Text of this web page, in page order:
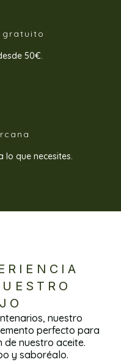
gratuito
50€.
que necesites.
nuestro
perfecto para
de nuestro aceite.
y saboréalo.